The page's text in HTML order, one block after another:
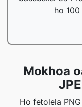
ho 100
Mokhoa
Ho fetolela